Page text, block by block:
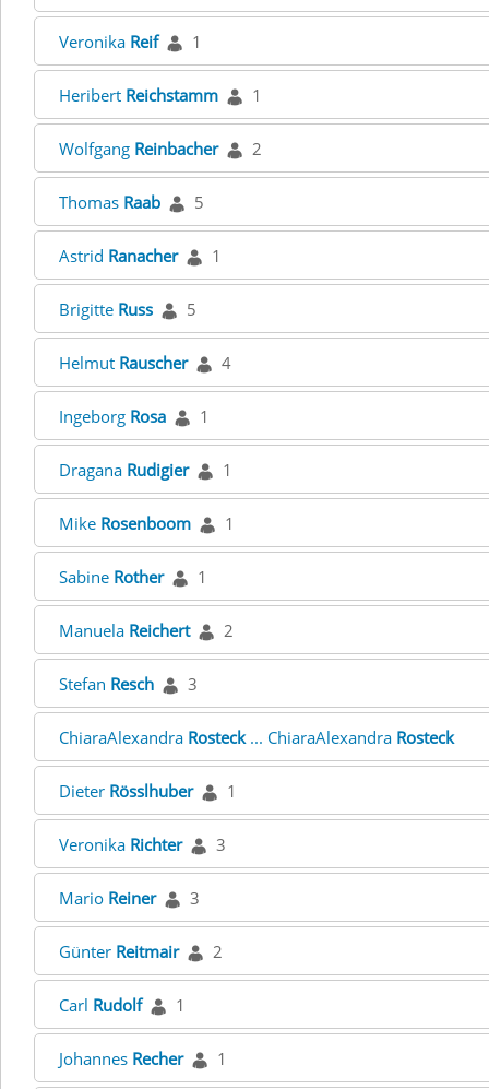
Veronika Reif 1
Heribert Reichstamm 1
Wolfgang Reinbacher 2
Thomas Raab 5
Astrid Ranacher 1
Brigitte Russ 5
Helmut Rauscher 4
Ingeborg Rosa 1
Dragana Rudigier 1
Mike Rosenboom 1
Sabine Rother 1
Manuela Reichert 2
Stefan Resch 3
ChiaraAlexandra Rosteck... ChiaraAlexandra Rosteck
Dieter Rösslhuber 1
Veronika Richter 3
Mario Reiner 3
Günter Reitmair 2
Carl Rudolf 1
Johannes Recher 1